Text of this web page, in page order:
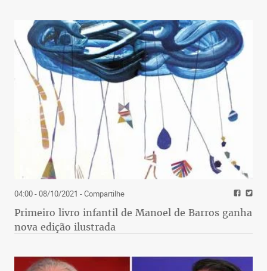
04:00 - 08/10/2021 - Compartilhe
Primeiro livro infantil de Manoel de Barros ganha
nova edição ilustrada